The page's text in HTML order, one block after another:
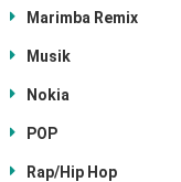
Marimba Remix
Musik
Nokia
POP
Rap/Hip Hop